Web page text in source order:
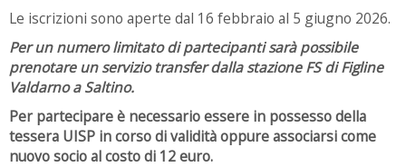
Le iscrizioni sono aperte dal 16 febbraio al 5 giugno 2026.
Per un numero limitato di partecipanti sarà possibile
prenotare un servizio transfer dalla stazione FS di Figline
Valdarno a Saltino.
Per partecipare è necessario essere in possesso della
tessera UISP in corso di validità oppure associarsi come
nuovo socio al costo di 12 euro.